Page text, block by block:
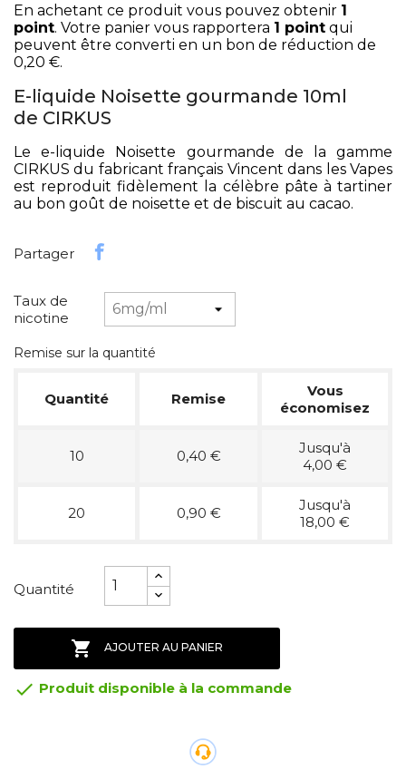
En achetant ce produit vous pouvez obtenir 1
point. Votre panier vous rapportera 1 point qui
peuvent être converti en un bon de réduction de
0,20 €.
E-liquide Noisette gourmande 10ml
de CIRKUS
Le e-liquide Noisette gourmande de la gamme
CIRKUS du fabricant français Vincent dans les Vapes
est reproduit fidèlement la célèbre pâte à tartiner
au bon goût de noisette et de biscuit au cacao.
Partager
Taux de
nicotine
Remise sur la quantité
Quantité Remise
Vous
économisez
10 0,40 €
Jusqu'à
4,00 €
20 0,90 €
Jusqu'à
18,00 €
Quantité
 AJOUTER AU PANIER
 Produit disponible à la commande